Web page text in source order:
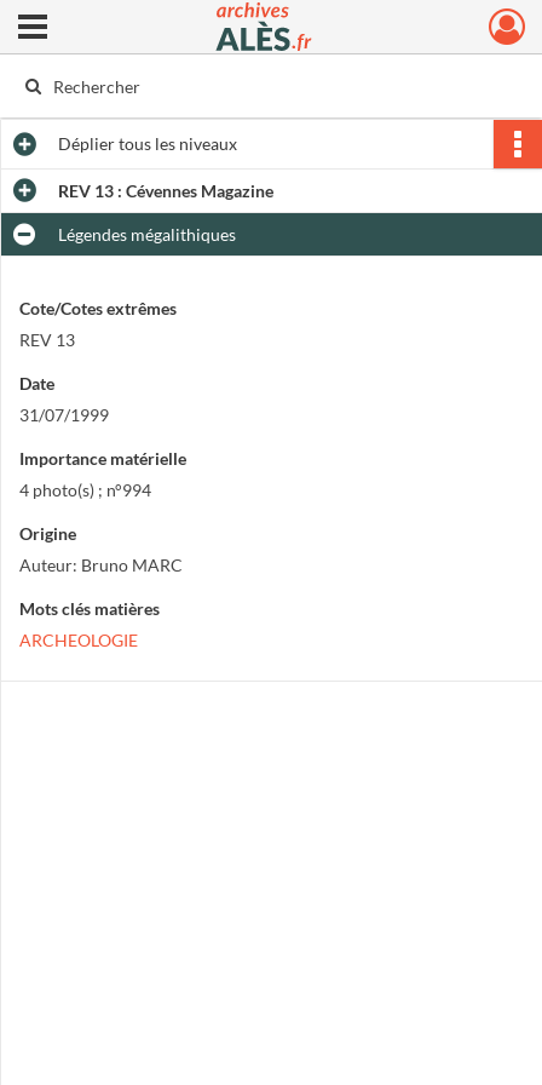
Archives municipales d'Alès
Ouvrir le menu déroulant
Dépliertous les niveaux
REV 13 : Cévennes Magazine
Légendes mégalithiques
Cote/Cotes extrêmes
REV 13
Date
31/07/1999
Importance matérielle
4 photo(s) ; n°994
Origine
Auteur: Bruno MARC
Mots clés matières
ARCHEOLOGIE